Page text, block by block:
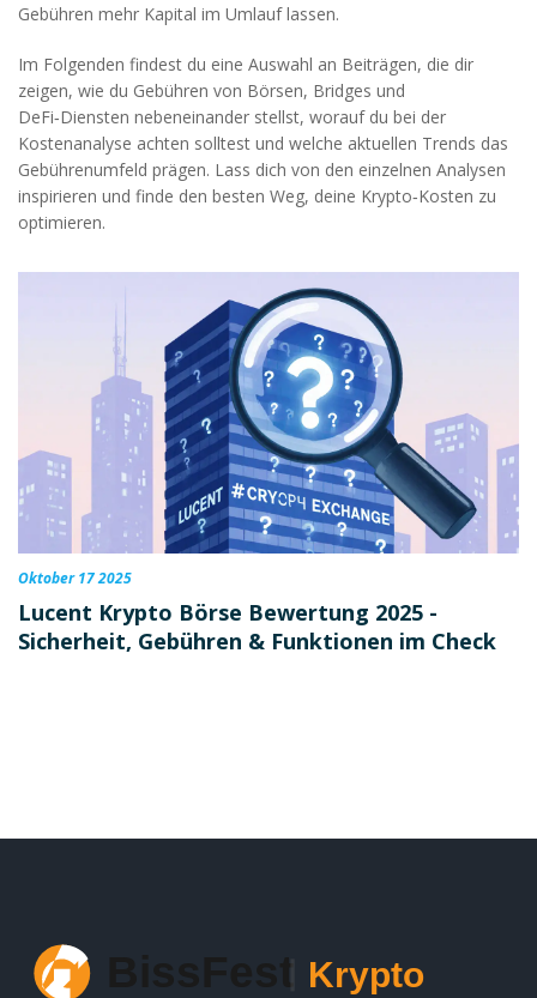
Gebühren mehr Kapital im Umlauf lassen.
Im Folgenden findest du eine Auswahl an Beiträgen, die dir
zeigen, wie du Gebühren von Börsen, Bridges und
DeFi‑Diensten nebeneinander stellst, worauf du bei der
Kostenanalyse achten solltest und welche aktuellen Trends das
Gebührenumfeld prägen. Lass dich von den einzelnen Analysen
inspirieren und finde den besten Weg, deine Krypto‑Kosten zu
optimieren.
Oktober 17 2025
Lucent Krypto Börse Bewertung 2025 -
Sicherheit, Gebühren & Funktionen im Check